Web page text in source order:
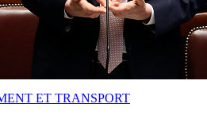
ET TRANSPORT